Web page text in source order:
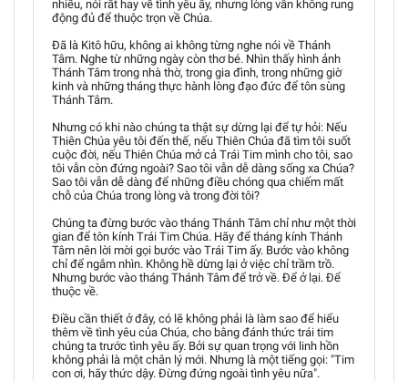
nhiều, nói rất hay về tình yêu ấy, nhưng lòng vẫn không rung
động đủ để thuộc trọn về Chúa.
Đã là Kitô hữu, không ai không từng nghe nói về Thánh
Tâm. Nghe từ những ngày còn thơ bé. Nhìn thấy hình ảnh
Thánh Tâm trong nhà thờ, trong gia đình, trong những giờ
kinh và những tháng thực hành lòng đạo đức để tôn sùng
Thánh Tâm.
Nhưng có khi nào chúng ta thật sự dừng lại để tự hỏi: Nếu
Thiên Chúa yêu tôi đến thế, nếu Thiên Chúa đã tìm tôi suốt
cuộc đời, nếu Thiên Chúa mở cả Trái Tim mình cho tôi, sao
tôi vẫn còn đứng ngoài? Sao tôi vẫn dễ dàng sống xa Chúa?
Sao tôi vẫn dễ dàng để những điều chóng qua chiếm mất
chỗ của Chúa trong lòng và trong đời tôi?
Chúng ta đừng bước vào tháng Thánh Tâm chỉ như một thời
gian để tôn kính Trái Tim Chúa. Hãy để tháng kính Thánh
Tâm nên lời mời gọi bước vào Trái Tim ấy. Bước vào không
chỉ để ngắm nhìn. Không hề dừng lại ở việc chỉ trầm trồ.
Nhưng bước vào tháng Thánh Tâm để trở về. Để ở lại. Để
thuộc về.
Điều cần thiết ở đây, có lẽ không phải là làm sao để hiểu
thêm về tình yêu của Chúa, cho bằng đánh thức trái tim
chúng ta trước tình yêu ấy. Bởi sự quan trọng với linh hồn
không phải là một chân lý mới. Nhưng là một tiếng gọi: "Tim
con ơi, hãy thức dậy. Đừng đứng ngoài tình yêu nữa".